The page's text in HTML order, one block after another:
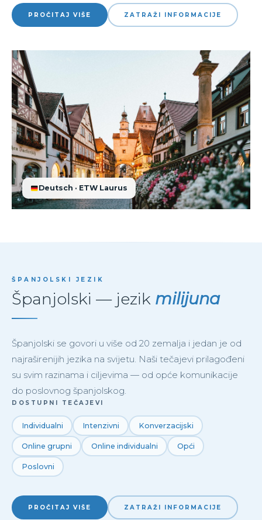
PROČITAJ VIŠE ZATRAŽI INFORMACIJE
Deutsch · ETW Laurus
ŠPANJOLSKI JEZIK
Španjolski — jezik milijuna
Španjolski se govori u više od 20 zemalja i jedan je od
najraširenijih jezika na svijetu. Naši tečajevi prilagođeni
su svim razinama i ciljevima — od opće komunikacije
do poslovnog španjolskog.
DOSTUPNI TEČAJEVI
Individualni Intenzivni Konverzacijski
Online grupni Online individualni Opći
Poslovni
PROČITAJ VIŠE ZATRAŽI INFORMACIJE